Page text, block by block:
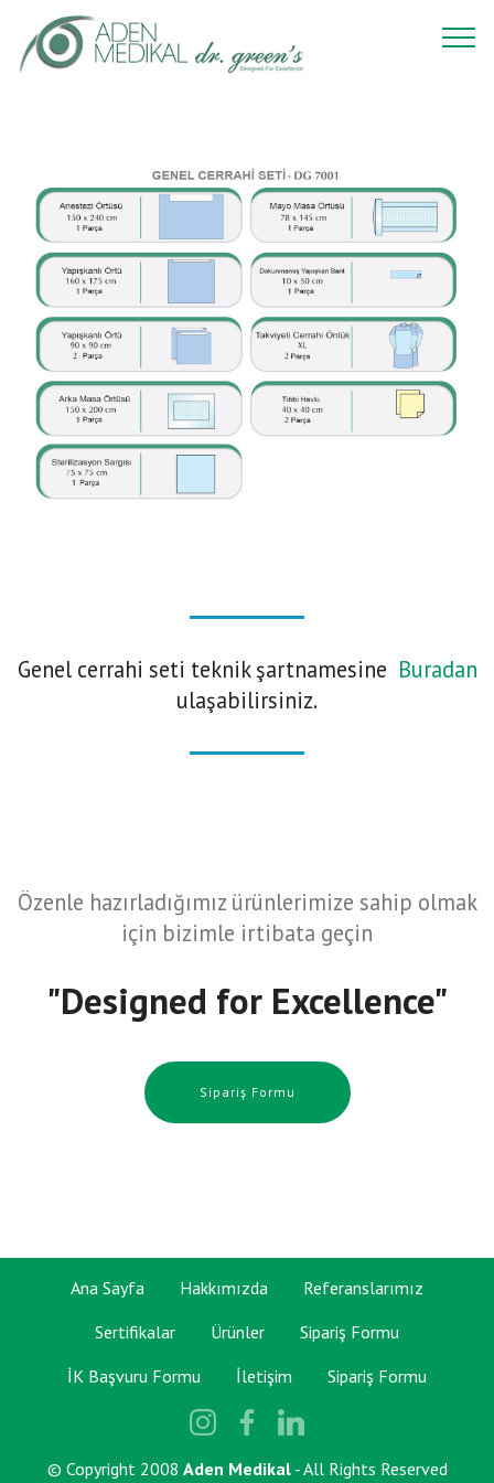
Genel cerrahi seti teknik şartnamesine Buradan
ulaşabilirsiniz.
Özenle hazırladığımız ürünlerimize sahip olmak
için bizimle irtibata geçin
"Designed for Excellence"
Sipariş Formu
Ana Sayfa Hakkımızda
Referanslarımız
Sertifikalar
Ürünler
Sipariş Formu
İK Başvuru Formu
İletişim Sipariş Formu
© Copyright 2008 Aden Medikal- All Rights Reserved